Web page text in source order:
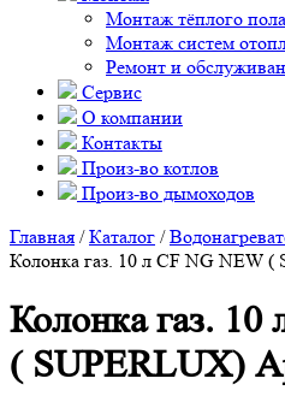
Монтаж тёплого
Монтаж систем
Ремонт и
Сервис
О компании
Контакты
Произ-во котлов
Произ-во дымоходов
Главная /Каталог /
Колонка газ. 10 л CF NG NEW
Колонка газ. 10
( SUPERLUX)